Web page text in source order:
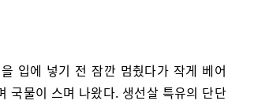
입에 넣기 전 잠깐 멈췄다가 작게 베어
국물이 스며 나왔다. 생선살 특유의 단단